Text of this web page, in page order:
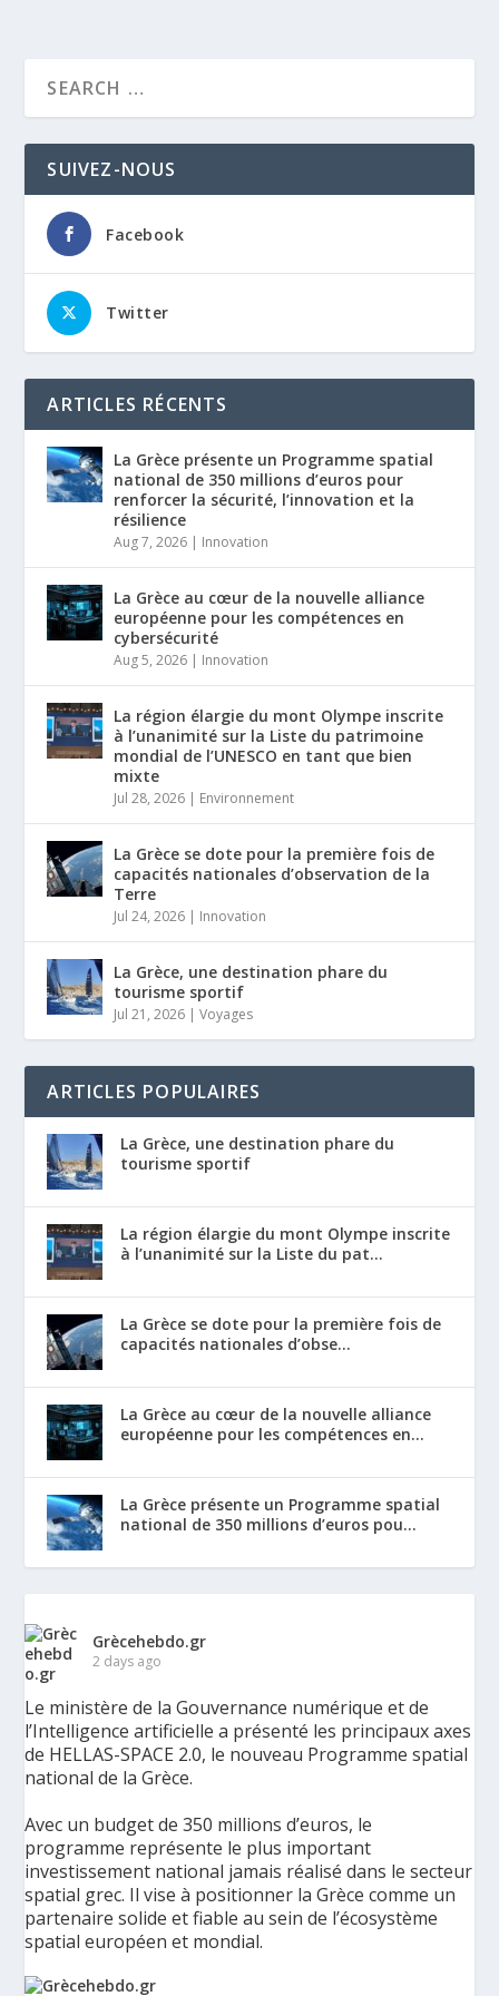
SUIVEZ-NOUS
Facebook
Twitter
ARTICLES RÉCENTS
La Grèce présente un Programme spatial
national de 350 millions d’euros pour
renforcer la sécurité, l’innovation et la
résilience
Aug 7, 2026 | Innovation
La Grèce au cœur de la nouvelle alliance
européenne pour les compétences en
cybersécurité
Aug 5, 2026 | Innovation
La région élargie du mont Olympe inscrite
à l’unanimité sur la Liste du patrimoine
mondial de l’UNESCO en tant que bien
mixte
Jul 28, 2026 | Environnement
La Grèce se dote pour la première fois de
capacités nationales d’observation de la
Terre
Jul 24, 2026 | Innovation
La Grèce, une destination phare du
tourisme sportif
Jul 21, 2026 |Voyages
ARTICLES POPULAIRES
La Grèce, une destination phare du
tourisme sportif
La région élargie du mont Olympe inscrite
à l’unanimité sur la Liste du pat...
La Grèce se dote pour la première fois de
capacités nationales d’obse...
La Grèce au cœur de la nouvelle alliance
européenne pour les compétences en...
La Grèce présente un Programme spatial
national de 350 millions d’euros pou...
Grècehebdo.gr
2 days ago
Le ministère de la Gouvernance numérique et de
l’Intelligence artificielle a présenté les principaux axes
de HELLAS-SPACE 2.0, le nouveau Programme spatial
national de la Grèce.
Avec un budget de 350 millions d’euros, le
programme représente le plus important
investissement national jamais réalisé dans le secteur
spatial grec. Il vise à positionner la Grèce comme un
partenaire solide et fiable au sein de l’écosystème
spatial européen et mondial.